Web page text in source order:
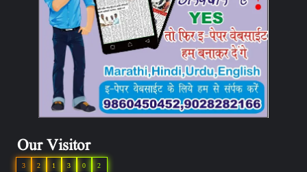
Our Visitor
2
0
3
1
2
3